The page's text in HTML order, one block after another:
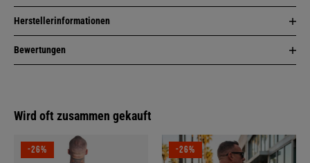
Herstellerinformationen
Bewertungen
Wird oft zusammen gekauft
-26% -26%